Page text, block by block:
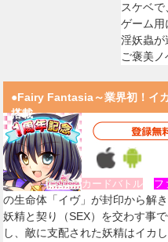
スケベ
ゲーム用
淫妖蟲が
ご褒美
●Fairy Fantasia～業界初！イ
搭載
カードバトル フ
の生命体「イヴ」が封印から解き
妖精と契り（SEX）を交わす事
し、敵に支配された妖精はイカ